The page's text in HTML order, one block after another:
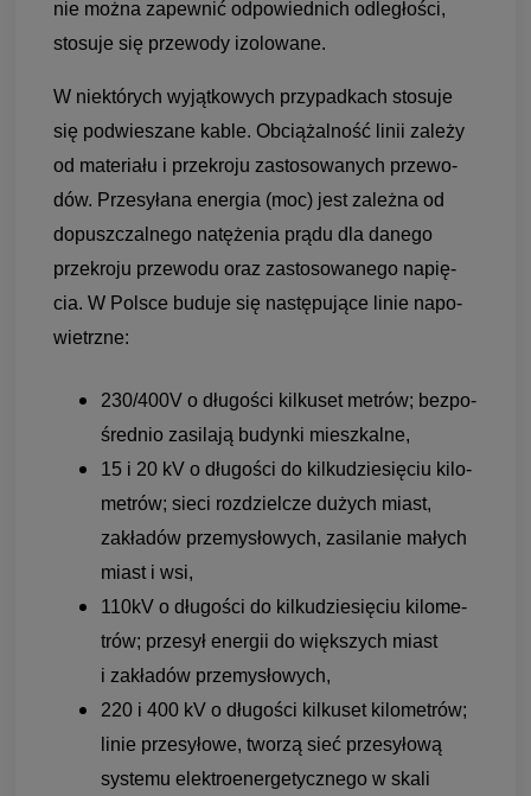
nie można zapew­nić odpo­wied­nich odle­gło­ści,
sto­suje się prze­wody izo­lo­wane.
W niektó­rych wyjąt­ko­wych przy­pad­kach sto­suje
się podwie­szane kable. Obcią­żal­ność linii zależy
od mate­riału i prze­kroju zasto­so­wa­nych prze­wo­
dów. Prze­syłana ener­gia (moc) jest zależna od
dopusz­czal­nego natę­że­nia prądu dla danego
prze­kroju prze­wodu oraz zasto­so­wanego napię­
cia. W Pol­sce buduje się nastę­pu­jące linie napo­
wietrzne:
230/400V o dłu­go­ści kil­ku­set metrów; bez­po­
śred­nio zasi­lają budynki miesz­kalne,
15 i 20 kV o dłu­go­ści do kil­ku­dzie­się­ciu kilo­
me­trów; sieci roz­dziel­cze dużych miast,
zakła­dów prze­my­sło­wych, zasi­la­nie małych
miast i wsi,
110kV o dłu­go­ści do kil­ku­dzie­się­ciu kilo­me­
trów; prze­sył ener­gii do więk­szych miast
i zakła­dów prze­my­sło­wych,
220 i 400 kV o dłu­go­ści kil­ku­set kilo­me­trów;
linie prze­syłowe, two­rzą sieć prze­syłową
sys­temu elek­tro­ener­ge­tycznego w skali